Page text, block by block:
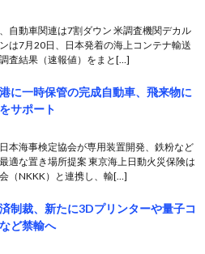
自動車関連は7割ダウン 米調査機関デカル
は7月20日、日本発着の海上コンテナ輸送
査結果（速報値）をまと[…]
港に一時保管の完成自動車、飛来物に
サポート
本海事検定協会が専用装置開発、鉄粉など
適な置き場所提案 東京海上日動火災保険は
（NKKK）と連携し、輸[…]
制裁、新たに3Dプリンターや量子コ
ど禁輸へ